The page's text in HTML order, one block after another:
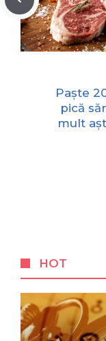
Paște
pică
mult
HOT